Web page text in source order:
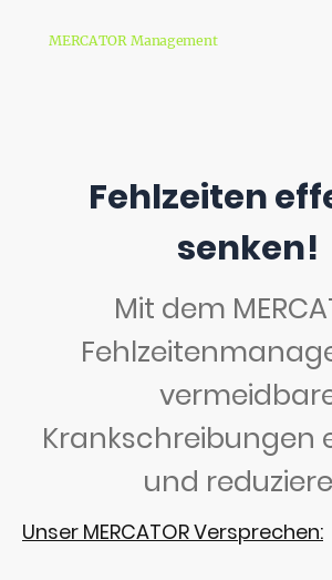
MERCATOR Management
Fehlzeiten
senken!
Mit dem
Krankschreibungen
und
Unser MERCATOR Versprechen: